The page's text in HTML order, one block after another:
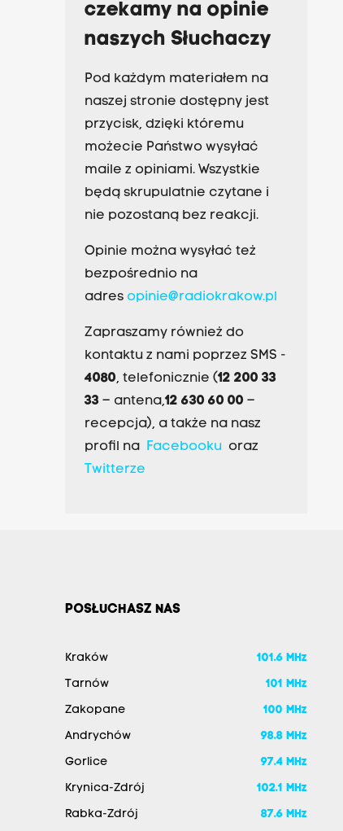
czekamy na opinie
naszych Słuchaczy
Pod każdym materiałem na
naszej stronie dostępny jest
przycisk, dzięki któremu
możecie Państwo wysyłać
maile z opiniami. Wszystkie
będą skrupulatnie czytane i
nie pozostaną bez reakcji.
Opinie można wysyłać też
bezpośrednio na
adres opinie@radiokrakow.pl
Zapraszamy również do
kontaktu z nami poprzez SMS -
4080, telefonicznie (12 200 33
33– antena,12 630 60 00 –
recepcja), a także na nasz
profil na Facebookuoraz
Twitterze
POSŁUCHASZ NAS
Kraków 101.6 MHz
Tarnów 101 MHz
Zakopane 100 MHz
Andrychów 98.8 MHz
Gorlice 97.4 MHz
Krynica-Zdrój 102.1 MHz
Rabka-Zdrój 87.6 MHz